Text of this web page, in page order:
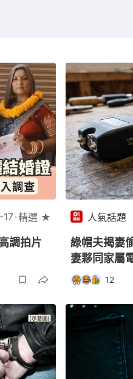
精選 ★
調拍片
人氣話題
綠帽夫揭妻
妻夥同家屬
12